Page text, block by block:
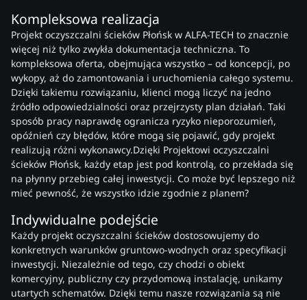
Kompleksowa realizacja
Projekt oczyszczalni ścieków Płońsk w ALFA-TECH to znacznie
więcej niż tylko zwykła dokumentacja techniczna. To
kompleksowa oferta, obejmująca wszystko – od koncepcji, po
wykopy, aż do zamontowania i uruchomienia całego systemu.
Dzięki takiemu rozwiązaniu, klienci mogą liczyć na jedno
źródło odpowiedzialności oraz przejrzysty plan działań. Taki
sposób pracy naprawdę ogranicza ryzyko nieporozumień,
opóźnień czy błędów, które mogą się pojawić, gdy projekt
realizują różni wykonawcy.Dzięki Projektowi oczyszczalni
ścieków Płońsk, każdy etap jest pod kontrolą, co przekłada się
na płynny przebieg całej inwestycji. Co może być lepszego niż
mieć pewność, że wszystko idzie zgodnie z planem?
Indywidualne podejście
Każdy projekt oczyszczalni ścieków dostosowujemy do
konkretnych warunków gruntowo-wodnych oraz specyfikacji
inwestycji. Niezależnie od tego, czy chodzi o obiekt
komercyjny, publiczny czy przydomową instalację, unikamy
utartych schematów. Dzięki temu nasze rozwiązania są nie